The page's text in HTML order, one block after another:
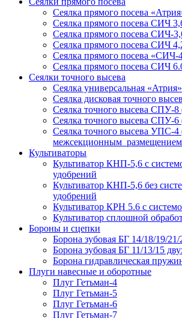
Сеялка прямого посева
Сеялка прямого посева СИЧ
Сеялка прямого посева СИЧ-
Сеялка прямого посева СИЧ
Сеялка прямого посева «СИЧ-
Сеялка прямого посева СИЧ
Сеялки точного высева
Сеялка универсальная
Сеялка дисковая точного
Сеялка точного высева СПУ-
Сеялка точного высева СПУ-
Сеялка точного высева УПС-
межсекционным размещением
Культиваторы
Культиватор КНП-5,6 с
удобрений
Культиватор КНП-5,6 без
удобрений
Культиватор КРН 5.6 с
Культиватор сплошной
Бороны и сцепки
Борона зубовая БГ 14/18/19/21/
Борона зубовая БГ 11/13/15
Борона гидравлическая
Плуги навесные и оборотные
Плуг Гетьман-4
Плуг Гетьман-5
Плуг Гетьман-6
Плуг Гетьман-7